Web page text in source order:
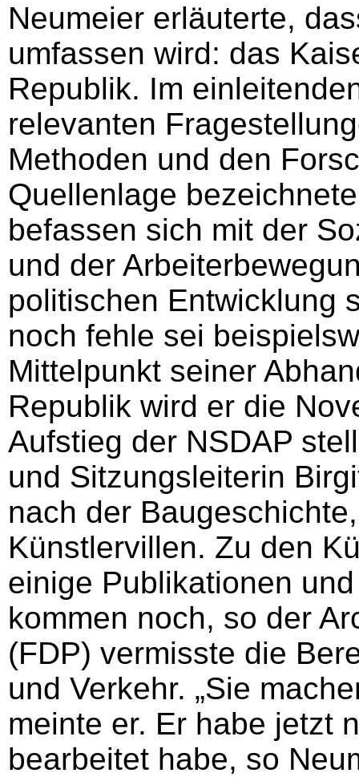
Neumeier erläuterte,
umfassen wird: das
Republik. Im
relevanten
Methoden und den
Quellenlage
befassen sich mit der
und der
politischen Entwicklung
noch fehle sei
Mittelpunkt seiner
Republik wird er die
Aufstieg der NSDAP
und Sitzungsleiterin
nach der
Künstlervillen. Zu den
einige Publikationen
kommen noch, so der
(FDP) vermisste die
und Verkehr. „Sie
meinte er. Er habe jetzt
bearbeitet habe, so